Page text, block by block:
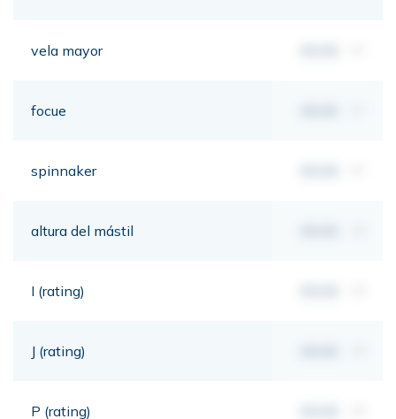
vela mayor
focue
spinnaker
altura del mástil
I (rating)
J (rating)
P (rating)